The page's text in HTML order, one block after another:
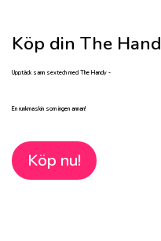
Köp din The
Upptäck sann sextech med The Handy -
En runkmaskin som ingen annan!
Köp nu!